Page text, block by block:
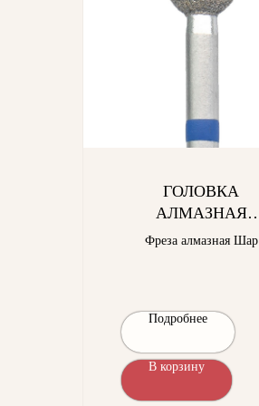
ГОЛОВКА
АЛМАЗНАЯ
ГСАШ-5,0П-С
Фреза алмазная Шар
Подробнее
В корзину